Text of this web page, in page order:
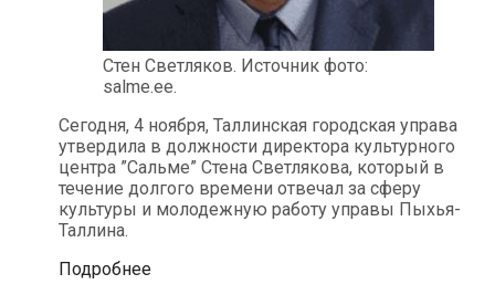
Стен Светляков. Источник фото:
salme.ee.
Сегодня, 4 ноября, Таллинская городская управа
утвердила в должности директора культурного
центра ”Сальме” Стена Светлякова, который в
течение долгого времени отвечал за сферу
культуры и молодежную работу управы Пыхья-
Таллина.
ПодробнееДиректором